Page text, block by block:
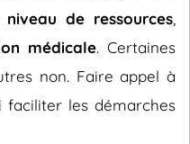
niveau de ressources
médicale. Certaines
non. Faire appel à
faciliter les démarches